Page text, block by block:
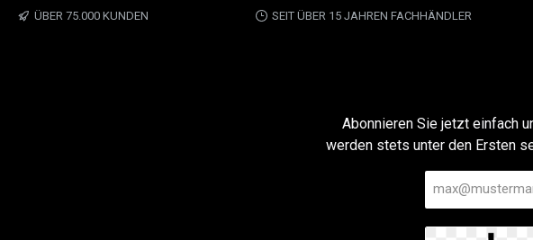
ÜBER 75.000 KUNDEN SEIT ÜBER 15 JAHREN FACHHÄNDLER
Abonnieren Sie jetzt einfach
werden stets unter den Ersten